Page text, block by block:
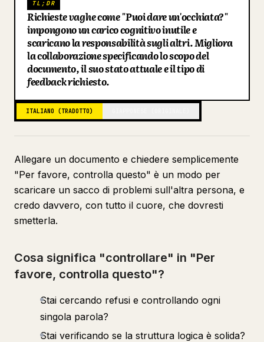
Blog
Aggiornamenti
TL;DR
Richieste vaghe come "Puoi dare un'occhiata?"
impongono un carico cognitivo inutile e
scaricano la responsabilità sugli altri. Migliora
la collaborazione specificando lo scopo del
documento, il suo stato attuale e il tipo di
feedback richiesto.
ITALIANO (TRADOTTO)
Allegare un documento e chiedere semplicemente
"Per favore, controlla questo" è un modo per
scaricare un sacco di problemi sull'altra persona, e
credo davvero, con tutto il cuore, che dovresti
smetterla.
Cosa significa "controllare" in "Per
favore, controlla questo"?
Stai cercando refusi e controllando ogni
singola parola?
Stai verificando se la struttura logica è solida?